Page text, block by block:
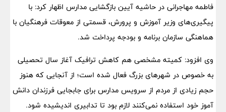
فاطمه مهاجرانی در حاشیه آیین بازگشایی مدارس اظهار کرد: با
پیگیری‌های وزیر آموزش و پرورش، قسمتی از معوقات فرهنگیان با
هماهنگی سازمان برنامه و بودجه پرداخت شد.
وی افزود: کمیته مشخصی هم کاهش ترافیک آغاز سال تحصیلی
به خصوص در شهرهای بزرگ فعال شده است؛ از آنجایی که هنوز
حجم زیادی از مردم از سرویس مدارس برای جابجایی فرزندان دانش
آموز خود استفاده نمی‌کنند لازم بود تا تدابیری اندیشیده شود.